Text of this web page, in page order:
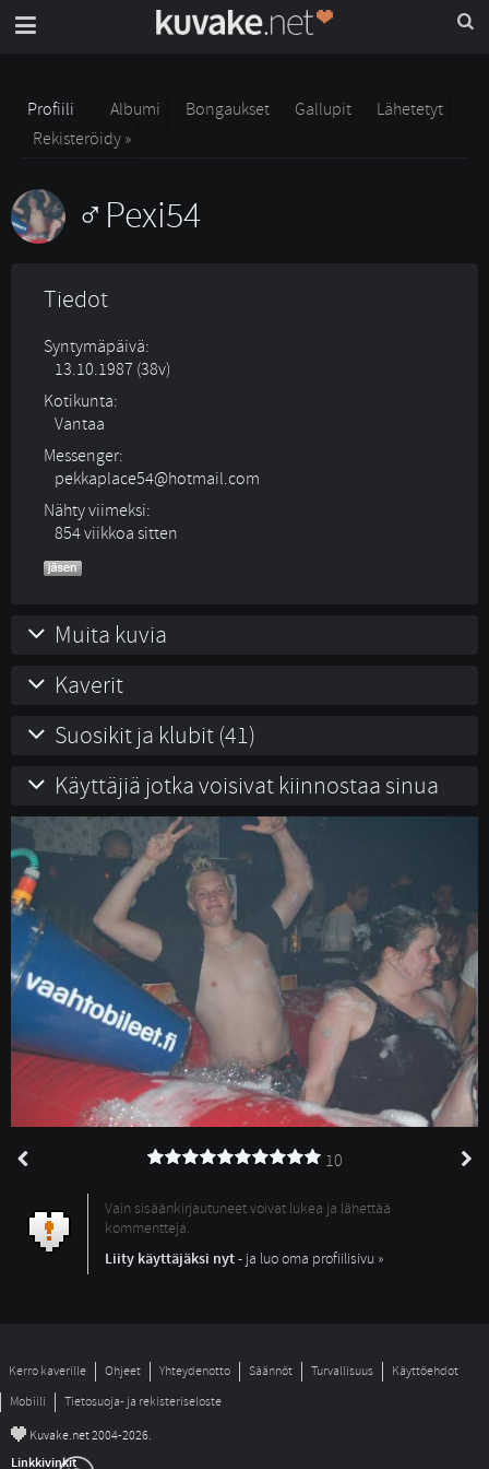
Profiili Albumi Bongaukset Gallupit
Lähetetyt
Rekisteröidy »
Pexi54
Tiedot
Syntymäpäivä:
13.10.1987 (38v)
Kotikunta:
Vantaa
Messenger:
pekkaplace54@hotmail.com
Nähty viimeksi:
854 viikkoa sitten
Muita kuvia
Kaverit
Suosikit ja klubit (41)
Käyttäjiä jotka voisivat kiinnostaa sinua
10
Vain sisäänkirjautuneet voivat lukea ja lähettää
kommentteja.
Liity käyttäjäksi nyt- ja luo oma profiilisivu »
Kerro kaverille Ohjeet Yhteydenotto Säännöt Turvallisuus
Käyttöehdot
Mobiili
Tietosuoja- ja rekisteriseloste
© Kuvake.net 2004-2026.
Linkkivinkit